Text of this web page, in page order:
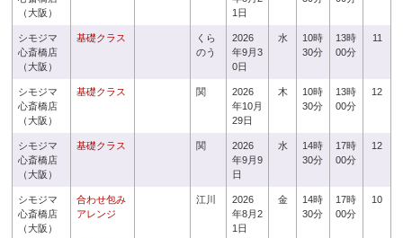
（大阪）
1日
シモジマ
心斎橋店
（大阪）
基礎クラス
くら
のう
2026
年9月3
0日
水
10時
30分
13時
00分
11
シモジマ
心斎橋店
（大阪）
基礎クラス 関
2026
年10月
29日
木
10時
30分
13時
00分
12
シモジマ
心斎橋店
（大阪）
基礎クラス 関
2026
年9月9
日
水
14時
30分
17時
00分
12
シモジマ
心斎橋店
（大阪）
合わせ包み
アレンジ
江川
2026
年8月2
1日
金
14時
30分
17時
00分
10